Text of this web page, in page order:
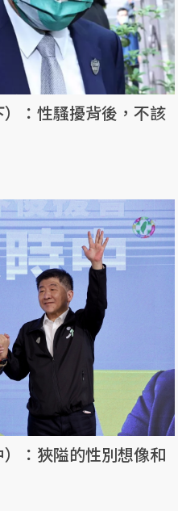
：性騷擾背後，不該
：狹隘的性別想像和